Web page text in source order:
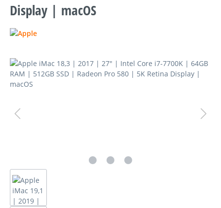
Display | macOS
Bildergalerie überspringen